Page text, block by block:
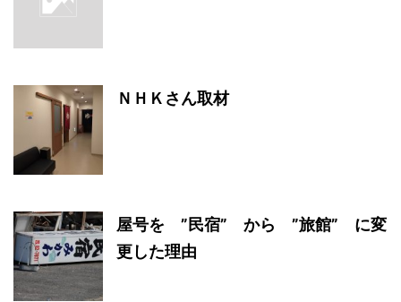
ＮＨＫさん取材
屋号を ”民宿” から ”旅館” に変
更した理由